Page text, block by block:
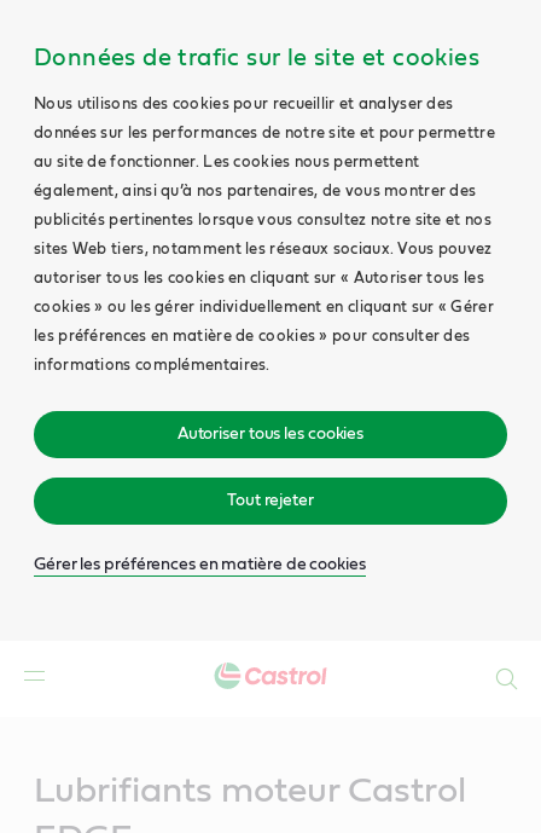
Données de trafic sur le site et cookies
Nous utilisons des cookies pour recueillir et analyser des
données sur les performances de notre site et pour permettre
au site de fonctionner. Les cookies nous permettent
également, ainsi qu’à nos partenaires, de vous montrer des
publicités pertinentes lorsque vous consultez notre site et nos
sites Web tiers, notamment les réseaux sociaux. Vous pouvez
autoriser tous les cookies en cliquant sur « Autoriser tous les
cookies » ou les gérer individuellement en cliquant sur « Gérer
les préférences en matière de cookies » pour consulter des
informations complémentaires.
Autoriser tous les cookies
Tout rejeter
Gérer les préférences en matière de cookies
Lubrifiants moteur Castrol